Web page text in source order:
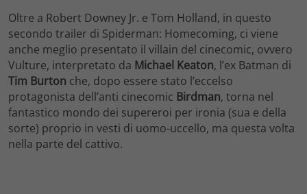
Oltre a Robert Downey Jr. e Tom Holland, in questo
secondo trailer di Spiderman: Homecoming, ci viene
anche meglio presentato il villain del cinecomic, ovvero
Vulture, interpretato da Michael Keaton, l’ex Batman di
Tim Burton che, dopo essere stato l’eccelso
protagonista dell’anti cinecomic Birdman, torna nel
fantastico mondo dei supereroi per ironia (sua e della
sorte) proprio in vesti di uomo-uccello, ma questa volta
nella parte del cattivo.